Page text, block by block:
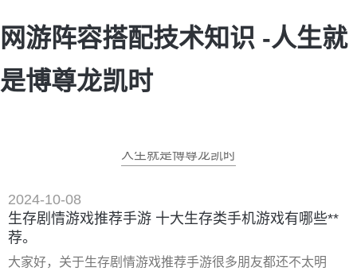
网游阵容搭配技术知识 -人生就
是博尊龙凯时
人生就是博尊龙凯时
2024-10-08
生存剧情游戏推荐手游 十大生存类手机游戏有哪些**
荐。
大家好，关于生存剧情游戏推荐手游很多朋友都还不太明